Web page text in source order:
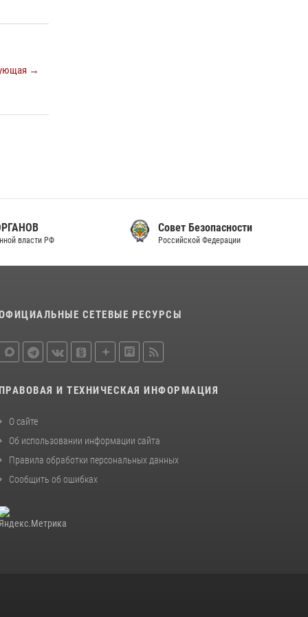
→
Совет Безопасности
Российской Федерации
СЕТЕВЫЕ РЕСУРСЫ
ПРАВОВАЯ И ТЕХНИЧЕСКАЯ ИНФОРМАЦИЯ
О сайте
Об использовании информации сайта
Правила обработки персональных данных
Сообщить об ошибках